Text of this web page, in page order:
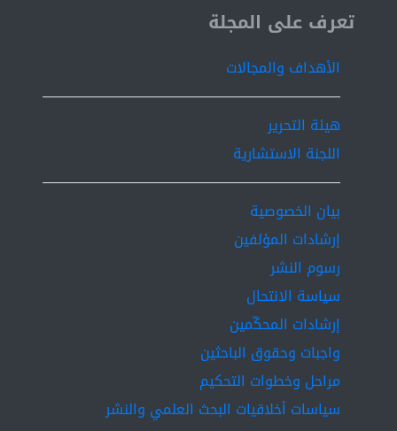
ISSN 2519-9854
تعرف على المجلة
الأهداف والمجالات
هيئة التحرير
اللجنة الاستشارية
بيان الخصوصية
إرشادات المؤلفين
رسوم النشر
سياسة الانتحال
إرشادات المحكّمين
واجبات وحقوق الباحثين
مراحل وخطوات التحكيم
سياسات أخلاقيات البحث العلمي والنشر